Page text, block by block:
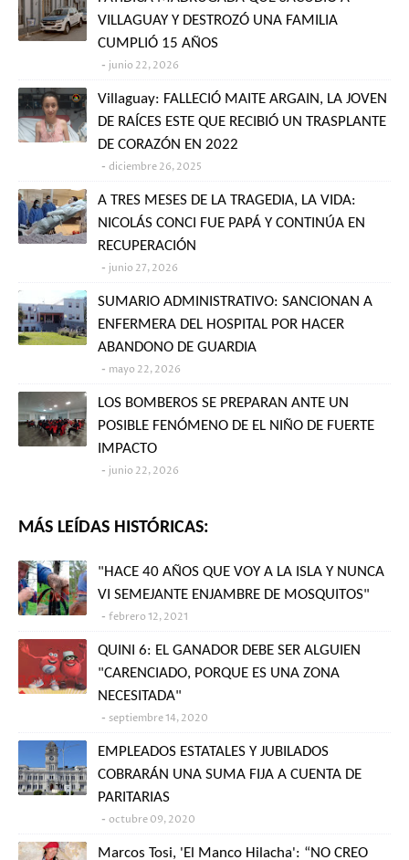
VILLAGUAY Y DESTROZÓ UNA FAMILIA
CUMPLIÓ 15 AÑOS
junio 22, 2026
Villaguay: FALLECIÓ MAITE ARGAIN, LA JOVEN
DE RAÍCES ESTE QUE RECIBIÓ UN TRASPLANTE
DE CORAZÓN EN 2022
diciembre 26, 2025
A TRES MESES DE LA TRAGEDIA, LA VIDA:
NICOLÁS CONCI FUE PAPÁ Y CONTINÚA EN
RECUPERACIÓN
junio 27, 2026
SUMARIO ADMINISTRATIVO: SANCIONAN A
ENFERMERA DEL HOSPITAL POR HACER
ABANDONO DE GUARDIA
mayo 22, 2026
LOS BOMBEROS SE PREPARAN ANTE UN
POSIBLE FENÓMENO DE EL NIÑO DE FUERTE
IMPACTO
junio 22, 2026
MÁS LEÍDAS HISTÓRICAS:
"HACE 40 AÑOS QUE VOY A LA ISLA Y NUNCA
VI SEMEJANTE ENJAMBRE DE MOSQUITOS"
febrero 12, 2021
QUINI 6: EL GANADOR DEBE SER ALGUIEN
"CARENCIADO, PORQUE ES UNA ZONA
NECESITADA"
septiembre 14, 2020
EMPLEADOS ESTATALES Y JUBILADOS
COBRARÁN UNA SUMA FIJA A CUENTA DE
PARITARIAS
octubre 09, 2020
Marcos Tosi, 'El Manco Hilacha': “NO CREO